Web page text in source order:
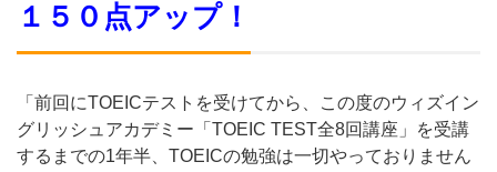
１５０点アップ！
「前回にTOEICテストを受けてから、
この度のウィズイン
グリッシュアカデミー「TOEIC TEST全8回講座」を受講
するまでの1年半、 TOEICの勉強は一切やっておりません